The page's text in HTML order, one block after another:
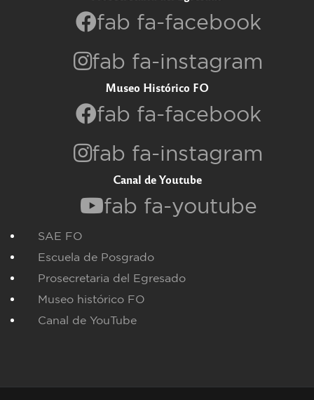
fab fa-facebook
fab fa-instagram
Museo Histórico FO
fab fa-facebook
fab fa-instagram
Canal de Youtube
fab fa-youtube
SAE FO
Escuela de Posgrado
Prosecretaria del Egresado
Museo histórico FO
Canal de YouTube